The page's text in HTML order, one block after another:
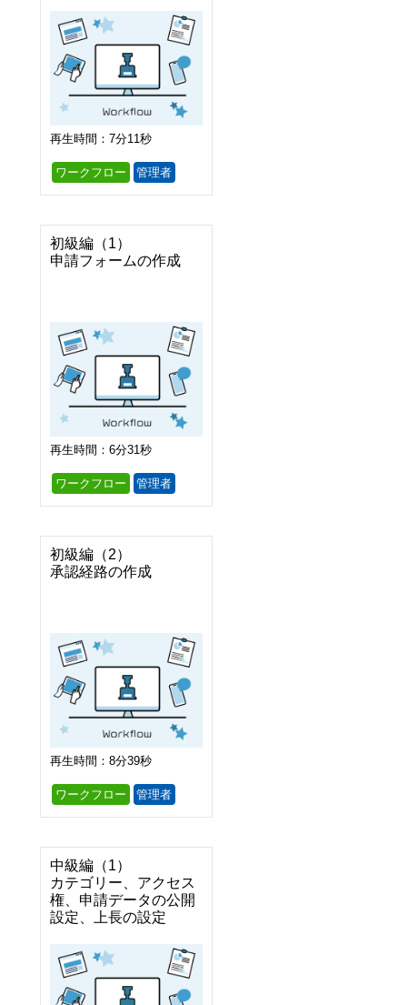
再生時間：7分11秒
ワークフロー 管理者
初級編（1）
申請フォームの作成
再生時間：6分31秒
ワークフロー 管理者
初級編（2）
承認経路の作成
再生時間：8分39秒
ワークフロー 管理者
中級編（1）
カテゴリー、アクセス
権、申請データの公開
設定、上長の設定